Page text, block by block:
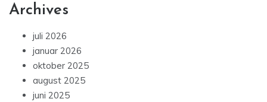
Archives
juli 2026
januar 2026
oktober 2025
august 2025
juni 2025